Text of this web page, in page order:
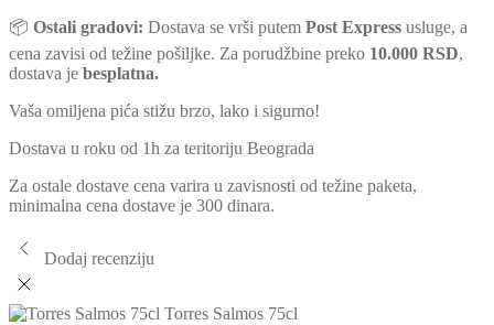
📦 Ostali gradovi: Dostava se vrši putem Post Express usluge, a
cena zavisi od težine pošiljke. Za porudžbine preko 10.000 RSD,
dostava je besplatna.
Vaša omiljena pića stižu brzo, lako i sigurno!
Dostava u roku od 1h za teritoriju Beograda
Za ostale dostave cena varira u zavisnosti od težine paketa,
minimalna cena dostave je 300 dinara.
Dodaj recenziju
Torres Salmos 75cl